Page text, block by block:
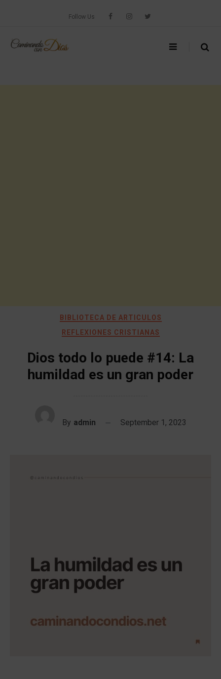
Follow Us
BIBLIOTECA DE ARTICULOS
REFLEXIONES CRISTIANAS
Dios todo lo puede #14: La
humildad es un gran poder
By admin September 1, 2023